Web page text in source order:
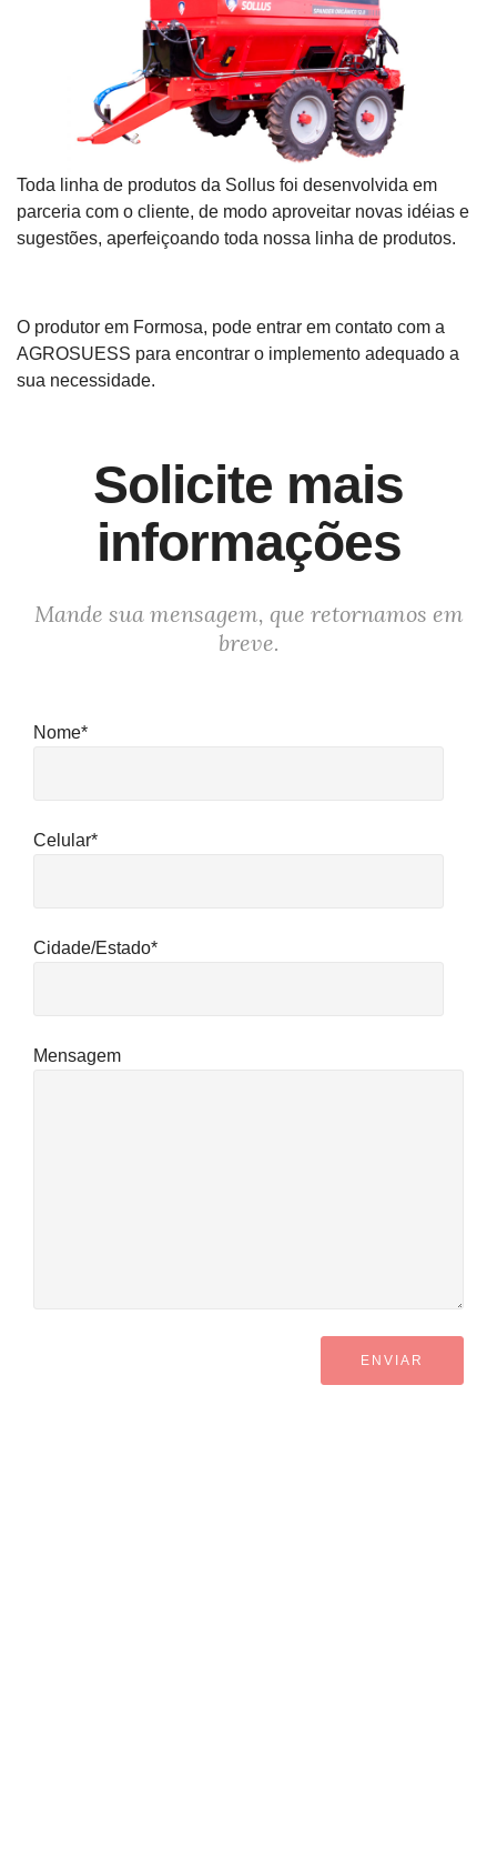
Toda linha de produtos da Sollus foi desenvolvida em
parceria com o cliente, de modo aproveitar novas idéias e
sugestões, aperfeiçoando toda nossa linha de produtos.
O produtor em Formosa, pode entrar em contato com a
AGROSUESS para encontrar o implemento adequado a
sua necessidade.
Solicite mais
informações
Mande sua mensagem, que retornamos em
breve.
Nome*
Celular*
Cidade/Estado*
Mensagem